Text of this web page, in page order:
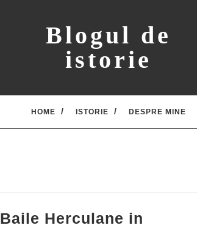
Blogul de
istorie
HOME ISTORIE DESPRE MINE
Baile Herculane in